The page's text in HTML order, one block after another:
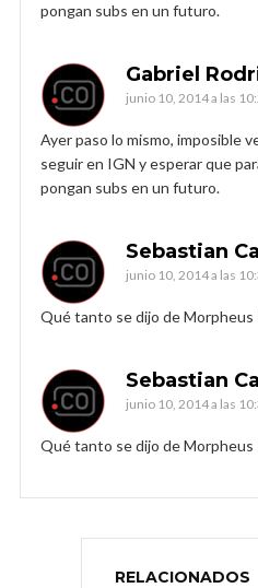
pongan subs en un futuro.
Gabriel
junio 10, 2014 a las
Ayer paso lo mismo, imposible
seguir en IGN y esperar que
pongan subs en un futuro.
Sebastian
junio 10, 2014 a las
Qué tanto se dijo de Morpheus
Sebastian
junio 10, 2014 a las
Qué tanto se dijo de Morpheus
RELACIONADOS